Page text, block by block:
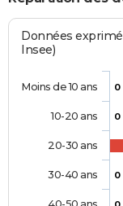
Données
Insee)
0
0
0
Moins de 10 ans
10-20 ans
20-30 ans
30-40 ans
40-50 ans